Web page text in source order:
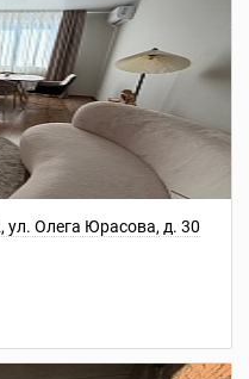
ул. Олега Юрасова, д. 30